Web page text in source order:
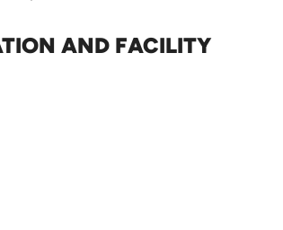
AND FACILITY